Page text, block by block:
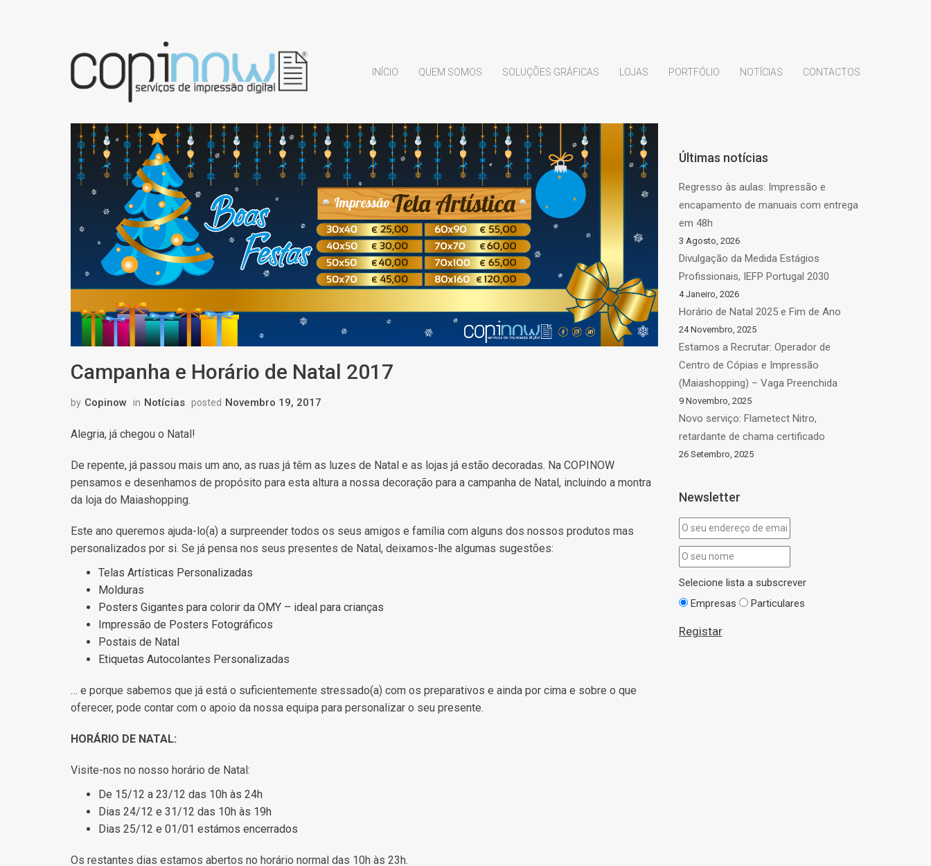
INÍCIO QUEM SOMOS SOLUÇÕES GRÁFICAS LOJAS PORTFÓLIO NOTÍCIAS CONTACTOS
Campanha e Horário de Natal 2017
by Copinow in Notícias posted Novembro 19, 2017
Alegria, já chegou o Natal!
De repente, já passou mais um ano, as ruas já têm as luzes de Natal e as lojas já estão decoradas. Na COPINOW
pensamos e desenhamos de propósito para esta altura a nossa decoração para a campanha de Natal, incluindo a montra
da loja do Maiashopping.
Este ano queremos ajuda-lo(a) a surpreender todos os seus amigos e família com alguns dos nossos produtos mas
personalizados por si. Se já pensa nos seus presentes de Natal, deixamos-lhe algumas sugestões:
Telas Artísticas Personalizadas
Molduras
Posters Gigantes para colorir da OMY – ideal para crianças
Impressão de Posters Fotográficos
Postais de Natal
Etiquetas Autocolantes Personalizadas
… e porque sabemos que já está o suficientemente stressado(a) com os preparativos e ainda por cima e sobre o que
oferecer, pode contar com o apoio da nossa equipa para personalizar o seu presente.
HORÁRIO DE NATAL:
Visite-nos no nosso horário de Natal:
De 15/12 a 23/12 das 10h às 24h
Dias 24/12 e 31/12 das 10h às 19h
Dias 25/12 e 01/01 estámos encerrados
Os restantes dias estamos abertos no horário normal das 10h às 23h.
Últimas notícias
Regresso às aulas: Impressão e
encapamento de manuais com entrega
em 48h
3 Agosto, 2026
Divulgação da Medida Estágios
Profissionais, IEFP Portugal 2030
4 Janeiro, 2026
Horário de Natal 2025 e Fim de Ano
24 Novembro, 2025
Estamos a Recrutar: Operador de
Centro de Cópias e Impressão
(Maiashopping) – Vaga Preenchida
9 Novembro, 2025
Novo serviço: Flametect Nitro,
retardante de chama certificado
26 Setembro, 2025
Newsletter
Selecione lista a subscrever
Empresas
Particulares